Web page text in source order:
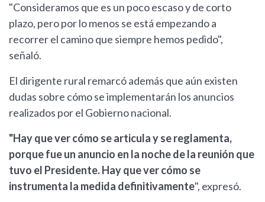
"Consideramos que es un poco escaso y de corto
plazo, pero por lo menos se está empezando a
recorrer el camino que siempre hemos pedido",
señaló.
El dirigente rural remarcó además que aún existen
dudas sobre cómo se implementarán los anuncios
realizados por el Gobierno nacional.
"Hay que ver cómo se articula y se reglamenta,
porque fue un anuncio en la noche de la reunión que
tuvo el Presidente. Hay que ver cómo se
instrumenta la medida definitivamente", expresó.